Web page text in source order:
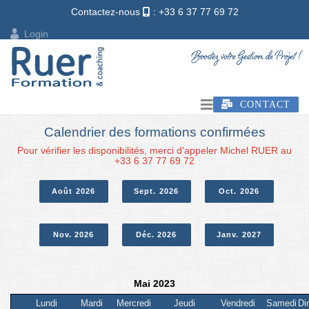
Contactez-nous
: +33 6 37 77 69 72
Login
CONTACT
Calendrier des formations confirmées
Pour vérifier les disponibilités, merci d'appeler Michel RUER au
+33 6 37 77 69 72
Août 2026 Sept. 2026 Oct. 2026
Nov. 2026 Déc. 2026 Janv. 2027
Mai 2023
Lundi Mardi Mercredi Jeudi Vendredi Samedi